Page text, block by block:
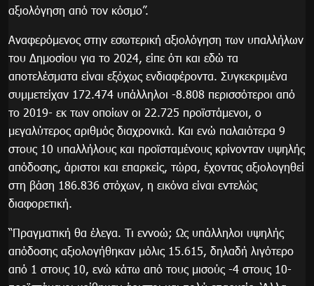
αξιολόγηση από τον κόσμο”.
Αναφερόμενος στην εσωτερική αξιολόγηση των υπαλλήλων
του Δημοσίου για το 2024, είπε ότι και εδώ τα
αποτελέσματα είναι εξόχως ενδιαφέροντα. Συγκεκριμένα
συμμετείχαν 172.474 υπάλληλοι -8.808 περισσότεροι από
το 2019- εκ των οποίων οι 22.725 προϊστάμενοι, ο
μεγαλύτερος αριθμός διαχρονικά. Και ενώ παλαιότερα 9
στους 10 υπαλλήλους και προϊσταμένους κρίνονταν υψηλής
απόδοσης, άριστοι και επαρκείς, τώρα, έχοντας αξιολογηθεί
στη βάση 186.836 στόχων, η εικόνα είναι εντελώς
διαφορετική.
“Πραγματική θα έλεγα. Τι εννοώ; Ως υπάλληλοι υψηλής
απόδοσης αξιολογήθηκαν μόλις 15.615, δηλαδή λιγότερο
από 1 στους 10, ενώ κάτω από τους μισούς -4 στους 10-